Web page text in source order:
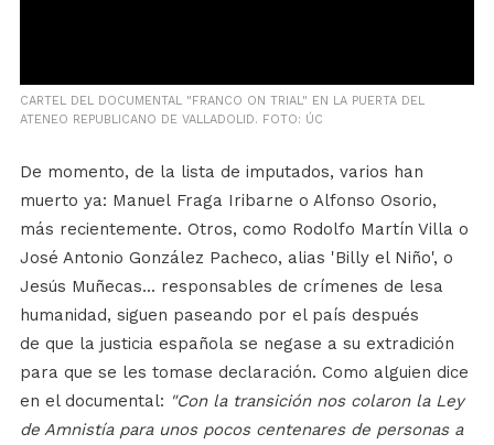
CARTEL DEL DOCUMENTAL "FRANCO ON TRIAL" EN LA PUERTA DEL
ATENEO REPUBLICANO DE VALLADOLID. FOTO: ÚC
De momento, de la lista de imputados, varios han
muerto ya: Manuel Fraga Iribarne o Alfonso Osorio,
más recientemente. Otros, como Rodolfo Martín Villa o
José Antonio González Pacheco, alias 'Billy el Niño', o
Jesús Muñecas... responsables de crímenes de lesa
humanidad, siguen paseando por el país después
de que la justicia española se negase a su extradición
para que se les tomase declaración. Como alguien dice
en el documental: "Con la transición nos colaron la Ley
de Amnistía para unos pocos centenares de personas a